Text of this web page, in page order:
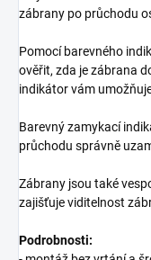
zábrany po průchodu
Pomocí barevného
ověřit, zda je zábrana
indikátor vám
Barevný zamykací
průchodu správně
Zábrany jsou také
zajišťuje viditelnost
Podrobnosti: